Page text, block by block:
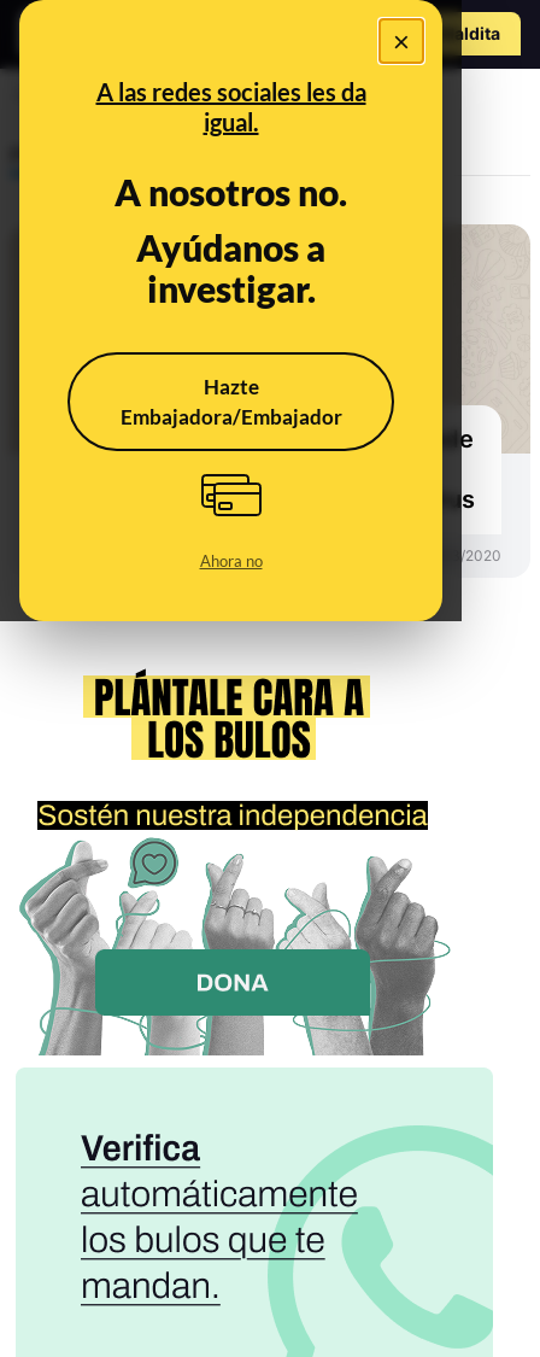
×
A las redes sociales les da
igual.
A nosotros no.
Ayúdanos a
investigar.
Hazte
Embajadora/Embajador
Ahora no
Hazte Maldita
Diez preguntas sobre qué se puede
y no se puede hacer durante el
estado de alarma por el coronavirus
25/03/2020